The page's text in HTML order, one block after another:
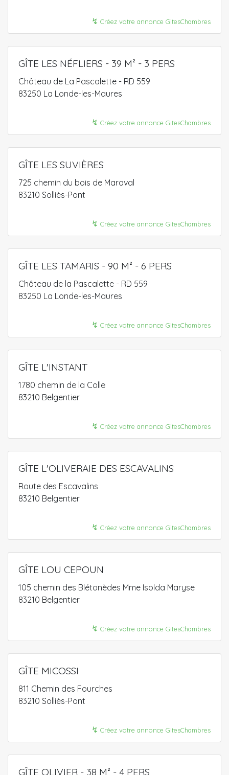
↯ Créez votre annonce GitesChambres
GÎTE LES NÉFLIERS - 39 M² - 3 PERS
Château de La Pascalette - RD 559
83250 La Londe-les-Maures
↯ Créez votre annonce GitesChambres
GÎTE LES SUVIÈRES
725 chemin du bois de Maraval
83210 Solliès-Pont
↯ Créez votre annonce GitesChambres
GÎTE LES TAMARIS - 90 M² - 6 PERS
Château de la Pascalette - RD 559
83250 La Londe-les-Maures
↯ Créez votre annonce GitesChambres
GÎTE L'INSTANT
1780 chemin de la Colle
83210 Belgentier
↯ Créez votre annonce GitesChambres
GÎTE L'OLIVERAIE DES ESCAVALINS
Route des Escavalins
83210 Belgentier
↯ Créez votre annonce GitesChambres
GÎTE LOU CEPOUN
105 chemin des Blétonèdes Mme Isolda Maryse
83210 Belgentier
↯ Créez votre annonce GitesChambres
GÎTE MICOSSI
811 Chemin des Fourches
83210 Solliès-Pont
↯ Créez votre annonce GitesChambres
GÎTE OLIVIER - 38 M² - 4 PERS